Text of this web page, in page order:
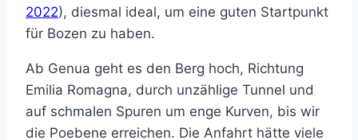
2022), diesmal ideal, um eine guten Startpunkt
für Bozen zu haben.
Ab Genua geht es den Berg hoch, Richtung
Emilia Romagna, durch unzählige Tunnel und
auf schmalen Spuren um enge Kurven, bis wir
die Poebene erreichen. Die Anfahrt hätte viele